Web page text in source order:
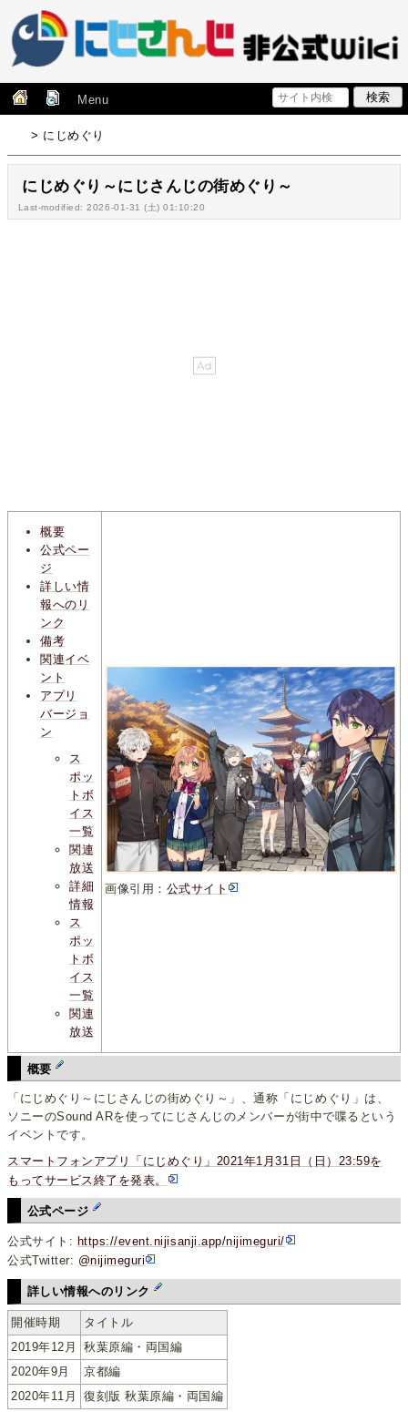
Menu
> にじめぐり
にじめぐり～にじさんじの街めぐり～
Last-modified: 2026-01-31 (土) 01:10:20
概要
公式ペー
ジ
詳しい情
報へのリ
ンク
備考
関連イベ
ント
アプリ
バージョ
ン
ス
ポッ
トボ
イス
一覧
関連
放送
詳細
情報
ス
ポッ
トボ
イス
一覧
関連
放送
画像引用： 公式サイト
概要
「にじめぐり～にじさんじの街めぐり～」、通称「にじめぐり」は、
ソニーのSound ARを使ってにじさんじのメンバーが街中で喋るという
イベントです。
スマートフォンアプリ「にじめぐり」2021年1月31日（日）23:59を
もってサービス終了を発表。
公式ページ
公式サイト: https://event.nijisanji.app/nijimeguri/
公式Twitter: @nijimeguri
詳しい情報へのリンク
開催時期
タイトル
2019年12月
秋葉原編・両国編
2020年9月
京都編
2020年11月
復刻版 秋葉原編・両国編